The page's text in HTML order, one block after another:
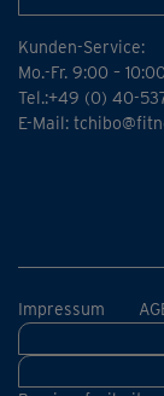
Pilates gilt:
bewusst aufs
positive Effekt
Kunden-Service:
Mo.-Fr. 9:00 –
Tel.:+49 (0) 40-
E-Mail:
Impressum